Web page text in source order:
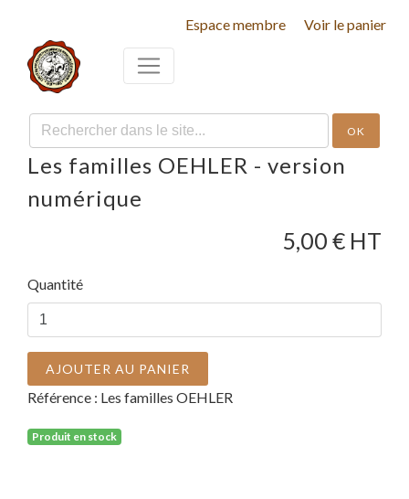
Espace membre Voir le panier
OK
Les familles OEHLER - version
numérique
5,00 € HT
Quantité
AJOUTER AU PANIER
Référence : Les familles OEHLER
Produit en stock